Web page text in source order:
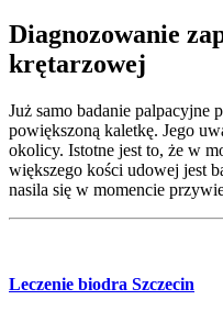
Diagnozowanie
krętarzowej
Już samo badanie palpacyjne
powiększoną kaletkę. Jego
okolicy. Istotne jest to, że w
większego kości udowej jest
nasila się w momencie
Leczenie biodra Szczecin